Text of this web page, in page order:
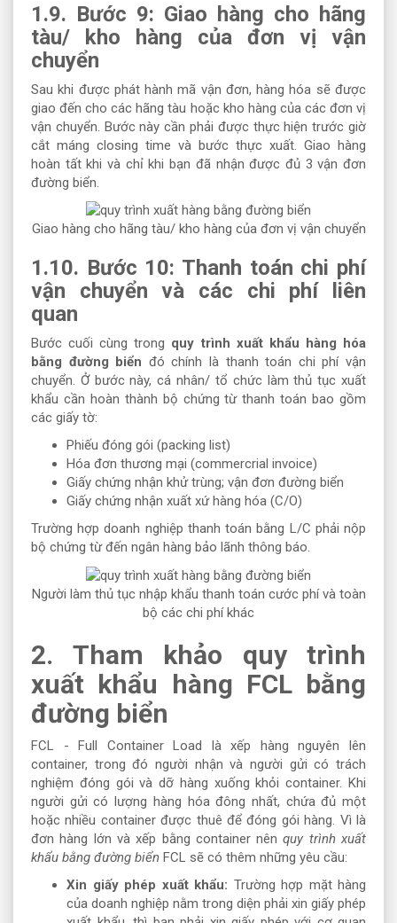
1.9. Bước 9: Giao hàng cho hãng
tàu/ kho hàng của đơn vị vận
chuyển
Sau khi được phát hành mã vận đơn, hàng hóa sẽ được
giao đến cho các hãng tàu hoặc kho hàng của các đơn vị
vận chuyển. Bước này cần phải được thực hiện trước giờ
cắt máng closing time và bước thực xuất. Giao hàng
hoàn tất khi và chỉ khi bạn đã nhận được đủ 3 vận đơn
đường biển.
Giao hàng cho hãng tàu/ kho hàng của đơn vị vận chuyển
1.10. Bước 10: Thanh toán chi phí
vận chuyển và các chi phí liên
quan
Bước cuối cùng trong quy trình xuất khẩu hàng hóa
bằng đường biển đó chính là thanh toán chi phí vận
chuyển. Ở bước này, cá nhân/ tổ chức làm thủ tục xuất
khẩu cần hoàn thành bộ chứng từ thanh toán bao gồm
các giấy tờ:
Phiếu đóng gói (packing list)
Hóa đơn thương mại (commercrial invoice)
Giấy chứng nhận khử trùng; vận đơn đường biển
Giấy chứng nhận xuất xứ hàng hóa (C/O)
Trường hợp doanh nghiệp thanh toán bằng L/C phải nộp
bộ chứng từ đến ngân hàng bảo lãnh thông báo.
Người làm thủ tục nhập khẩu thanh toán cước phí và toàn
bộ các chi phí khác
2. Tham khảo quy trình
xuất khẩu hàng FCL bằng
đường biển
FCL - Full Container Load là xếp hàng nguyên lên
container, trong đó người nhận và người gửi có trách
nghiệm đóng gói và dỡ hàng xuống khỏi container. Khi
người gửi có lượng hàng hóa đông nhất, chứa đủ một
hoặc nhiều container được thuê để đóng gói hàng. Vì là
đơn hàng lớn và xếp bằng container nênquy trình xuất
khẩu bằng đường biển FCL sẽ có thêm những yêu cầu:
Xin giấy phép xuất khẩu: Trường hợp mặt hàng
của doanh nghiệp nằm trong diện phải xin giấy phép